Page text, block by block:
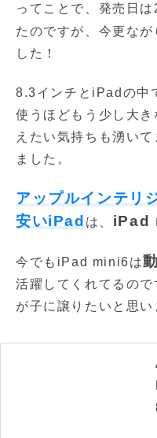
ってことで、発売日
たのですが、今更なが
した！
8.3インチとiPadの中
使うほどもう少し大
えたい気持ちも湧い
ました。
アップルインテリ
安いiPad は、 iPad
今でもiPad mini6は
活躍してくれてるの
が子に譲りたいと思い